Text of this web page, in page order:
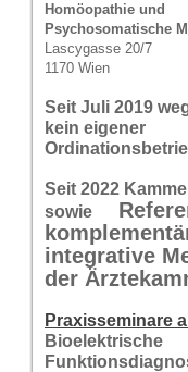
Homöopathie und
Psychosomatische
Lascygasse 20/7
1170 Wien
Seit Juli 2019
kein eigener
Seit 2022
sowie
integrative
der
Praxisseminare
Bioelektrische